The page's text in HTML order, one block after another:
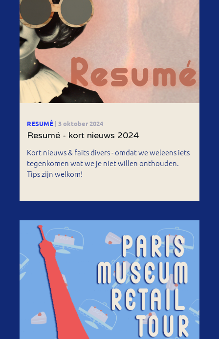
RESUMÉ | 3 oktober 2024
Resumé - kort nieuws 2024
Kort nieuws & faits divers - omdat we weleens iets
tegenkomen wat we je niet willen onthouden.
Tips zijn welkom!